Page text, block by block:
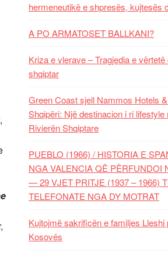
hermeneutikë e shpresës, kujtesës
A PO ARMATOSET BALLKANI?
Kriza e vlerave – Tragjedia e
shqiptar
Green Coast sjell Nammos Hotels
Shqipëri: Një destinacion i ri
Rivierën Shqiptare
PUEBLO (1966) / HISTORIA E
NGA VALENCIA QË PËRFUNDOI
— 29 VJET PRITJE (1937 – 1966)
TELEFONATE NGA DY MOTRAT
Kujtojmë sakrificën e familjes Lleshi
Kosovës